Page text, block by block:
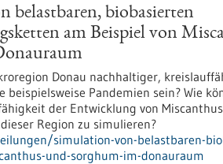
belastbaren, biobasierten
am Beispiel von
Donau nachhaltiger,
Pandemien sein? Wie
der Entwicklung von
Region zu simulieren?
simulation-von-belastbaren-
und-sorghum-im-donauraum